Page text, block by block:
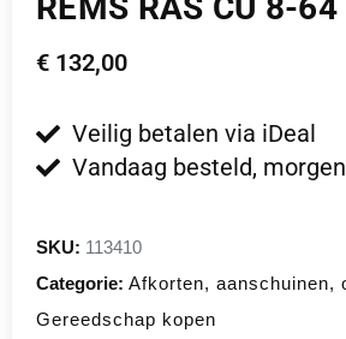
REMS RAS CU 8-64
€ 132,00
Veilig betalen via iDeal
Vandaag besteld,
SKU: 113410
Categorie: Afkorten, aanschuinen,
Gereedschap kopen